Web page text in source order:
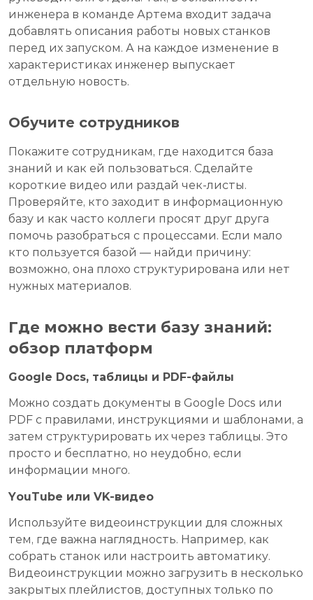
инженера в команде Артема входит задача
добавлять описания работы новых станков
перед их запуском. А на каждое изменение в
характеристиках инженер выпускает
отдельную новость.
Обучите сотрудников
Покажите сотрудникам, где находится база
знаний и как ей пользоваться. Сделайте
короткие видео или раздай чек-листы.
Проверяйте, кто заходит в информационную
базу и как часто коллеги просят друг друга
помочь разобраться с процессами. Если мало
кто пользуется базой — найди причину:
возможно, она плохо структурирована или нет
нужных материалов.
Где можно вести базу знаний:
обзор платформ
Google Docs, таблицы и PDF-файлы
Можно создать документы в Google Docs или
PDF с правилами, инструкциями и шаблонами, а
затем структурировать их через таблицы. Это
просто и бесплатно, но неудобно, если
информации много.
YouTube или VK-видео
Используйте видеоинструкции для сложных
тем, где важна наглядность. Например, как
собрать станок или настроить автоматику.
Видеоинструкции можно загрузить в несколько
закрытых плейлистов, доступных только по